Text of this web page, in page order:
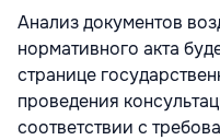
Анализ документов
нормативного акта
странице
проведения
соответствии с